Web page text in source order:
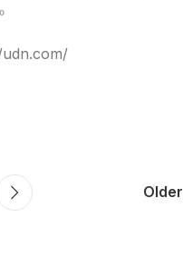
udn.com/
Older